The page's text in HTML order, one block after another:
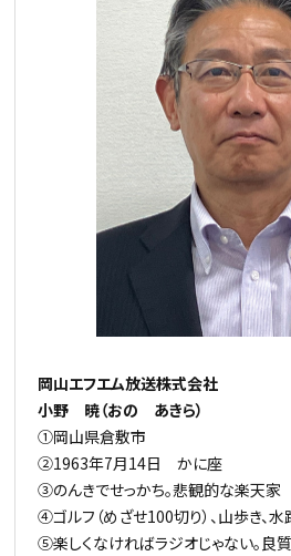
岡山エフエム放送株式会社
小野 暁（おの あきら）
①岡山県倉敷市
②1963年7月14日 かに座
③のんきでせっかち。悲観的な楽天家
④ゴルフ（めざせ100切り）、山歩き、
⑤楽しくなければラジオじゃない。良